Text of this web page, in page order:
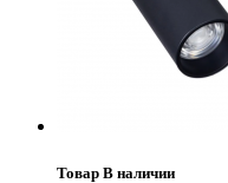
Товар В наличии